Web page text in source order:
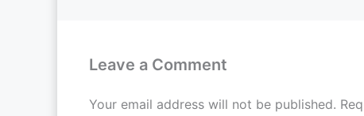
Leave a Comment
Your email address will not be published.